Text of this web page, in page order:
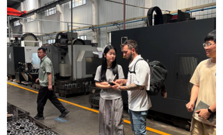
ИНДИВИДУАЛЬНЫЕ УСЛУГИ
Выгодные условия
Сертификация грузов
Консолидация грузов
Сопровождение грузов
Таможенное оформление
Страхование груза
Временное хранение
Организация производства
Проверка качества товара
Оплата и переговоры
с поставщиком
Инспекция поставщика